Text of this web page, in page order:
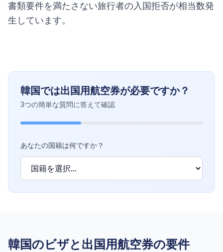
書類要件を満たさない旅行者の入国拒否が相当数発
生しています。
韓国では出国用航空券が必要ですか？
3つの簡単な質問に答えて確認
あなたの国籍は何ですか？
韓国のビザと出国用航空券の要件